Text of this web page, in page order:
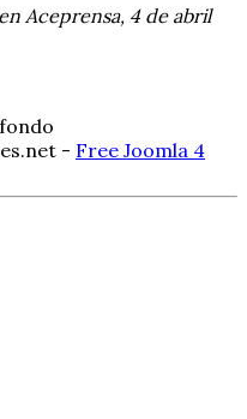
Aceprensa, 4 de abril
- Free Joomla 4